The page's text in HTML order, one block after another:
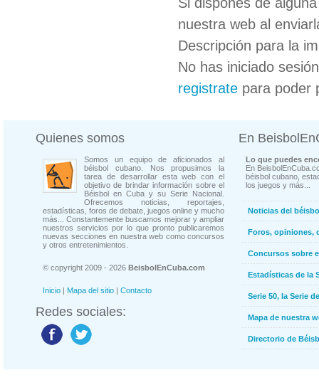
nuestra web al
Descripción para la
No has iniciado
registrate para poder
Quienes somos
Somos un equipo de aficionados al
béisbol cubano. Nos propusimos la
tarea de desarrollar esta web con el
objetivo de brindar información sobre el
Béisbol en Cuba y su Serie Nacional.
Ofrecemos noticias, reportajes,
estadísticas, foros de debate, juegos online y mucho
más... Constantemente buscamos mejorar y ampliar
nuestros servicios por lo que pronto publicaremos
nuevas secciones en nuestra web como concursos
y otros entretenimientos.
© copyright 2009 - 2026 BeisbolEnCuba.com
Inicio | Mapa del sitio | Contacto
Redes sociales:
En
Lo que puedes
En
béisbol cubano,
los juegos y más...
Noticias del
Foros, opiniones,
Concursos sobre
Estadísticas de la
Serie 50, la Serie
Mapa de nuestra
Directorio de